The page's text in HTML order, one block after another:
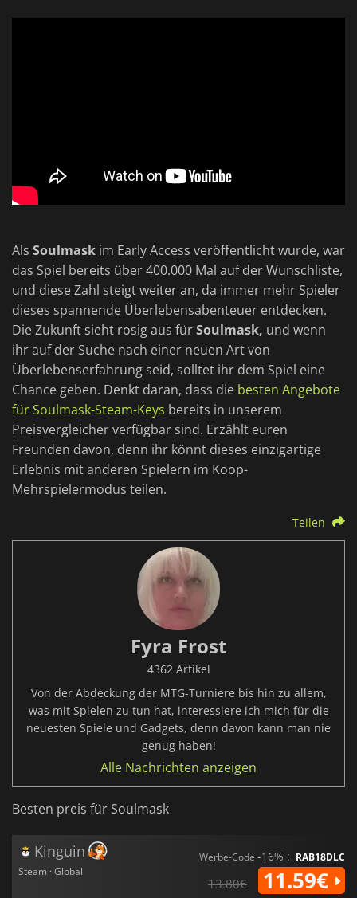
Als Soulmask im Early Access veröffentlicht wurde, war
das Spiel bereits über 400.000 Mal auf der Wunschliste,
und diese Zahl steigt weiter an, da immer mehr Spieler
dieses spannende Überlebensabenteuer entdecken.
Die Zukunft sieht rosig aus fürSoulmask, und wenn
ihr auf der Suche nach einer neuen Art von
Überlebenserfahrung seid, solltet ihr dem Spiel eine
Chance geben. Denkt daran, dass die besten Angebote
für Soulmask-Steam-Keys bereits in unserem
Preisvergleicher verfügbar sind. Erzählt euren
Freunden davon, denn ihr könnt dieses einzigartige
Erlebnis mit anderen Spielern im Koop-
Mehrspielermodus teilen.
Teilen
Fyra Frost
4362 Artikel
Von der Abdeckung der MTG-Turniere bis hin zu allem,
was mit Spielen zu tun hat, interessiere ich mich für die
neuesten Spiele und Gadgets, denn davon kann man nie
genug haben!
Alle Nachrichten anzeigen
Besten preis für Soulmask
Kinguin
Steam · Global
Werbe-Code -16% : RAB18DLC
13.80€ 11.59€